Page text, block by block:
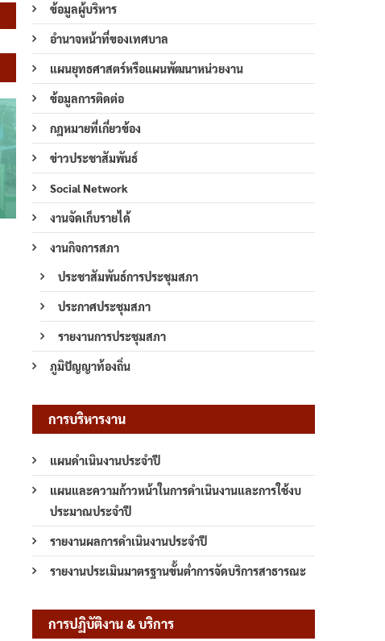
ข้อมูลผู้บริหาร
อำนาจหน้าที่ของเทศบาล
แผนยุทธศาสตร์หรือแผนพัฒนาหน่วยงาน
ข้อมูลการติดต่อ
กฎหมายที่เกี่ยวข้อง
ข่าวประชาสัมพันธ์
Social Network
งานจัดเก็บรายได้
งานกิจการสภา
ประชาสัมพันธ์การประชุมสภา
ประกาศประชุมสภา
รายงานการประชุมสภา
ภูมิปัญญาท้องถิ่น
การบริหารงาน
แผนดำเนินงานประจำปี
แผนและความก้าวหน้าในการดำเนินงานและการใช้งบ
ประมาณประจำปี
รายงานผลการดำเนินงานประจำปี
รายงานประเมินมาตรฐานขั้นต่ำการจัดบริการสาธารณะ
การปฏิบัติงาน & บริการ